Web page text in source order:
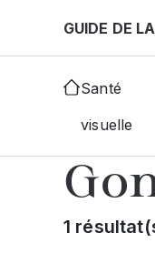
GUIDE DE
Santé
visuelle
Accueil
1